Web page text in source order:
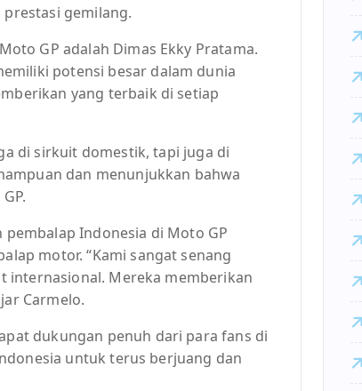
gemilang.
GP adalah Dimas Ekky Pratama.
potensi besar dalam dunia
yang terbaik di setiap
di sirkuit domestik, tapi juga di
dan menunjukkan bahwa
Indonesia di Moto GP
motor. “Kami sangat senang
internasional. Mereka memberikan
Carmelo.
dukungan penuh dari para fans di
untuk terus berjuang dan